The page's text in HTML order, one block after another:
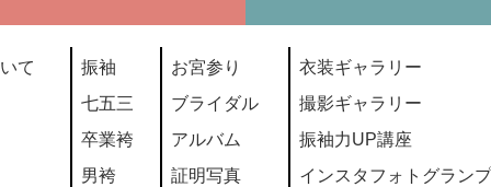
て
振袖
七五三
卒業袴
男袴
お宮参り
ブライダル
アルバム
証明写真
衣装ギャラリー
撮影ギャラリー
振袖力UP講座
インスタフォトグラン